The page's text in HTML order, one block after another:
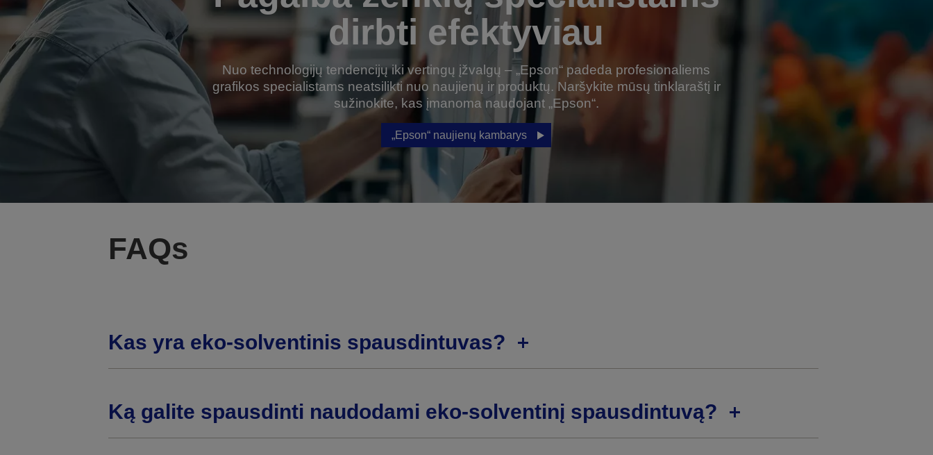
dirbti efektyviau
Nuo technologijų tendencijų iki vertingų įžvalgų – „Epson“ padeda profesionaliems
grafikos specialistams neatsilikti nuo naujienų ir produktų. Naršykite mūsų tinklaraštį ir
sužinokite, kas įmanoma naudojant „Epson“.
„Epson“ naujienų kambarys
FAQs
Kas yra eko-solventinis spausdintuvas?
Ką galite spausdinti naudodami eko-solventinį spausdintuvą?